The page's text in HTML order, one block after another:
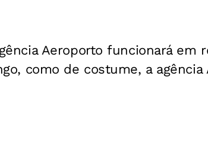
Aeroporto funcionará em
como de costume, a agência